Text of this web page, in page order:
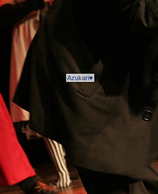
Azukari♥